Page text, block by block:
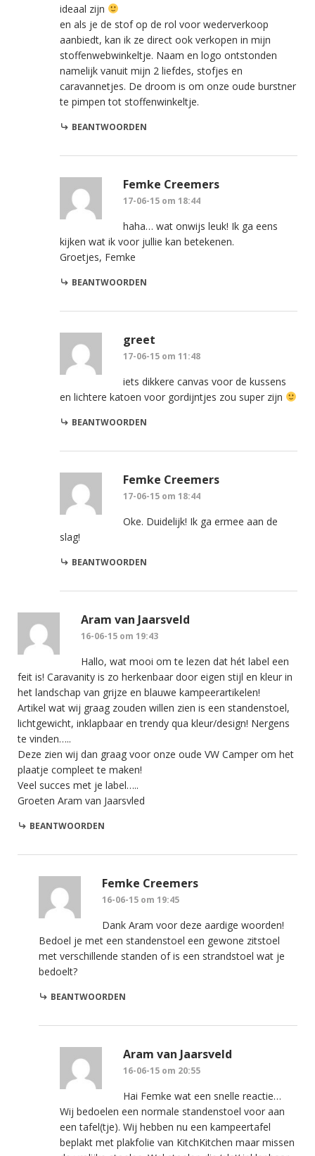
ideaal zijn
en als je de stof op de rol voor wederverkoop
aanbiedt, kan ik ze direct ook verkopen in mijn
stoffenwebwinkeltje. Naam en logo ontstonden
namelijk vanuit mijn 2 liefdes, stofjes en
caravannetjes. De droom is om onze oude burstner
te pimpen tot stoffenwinkeltje.
BEANTWOORDEN
Femke Creemers
17-06-15 om 18:44
haha… wat onwijs leuk! Ik ga eens
kijken wat ik voor jullie kan betekenen.
Groetjes, Femke
BEANTWOORDEN
greet
17-06-15 om 11:48
iets dikkere canvas voor de kussens
en lichtere katoen voor gordijntjes zou super zijn
BEANTWOORDEN
Femke Creemers
17-06-15 om 18:44
Oke. Duidelijk! Ik ga ermee aan de
slag!
BEANTWOORDEN
Aram van Jaarsveld
16-06-15 om 19:43
Hallo, wat mooi om te lezen dat hét label een
feit is! Caravanity is zo herkenbaar door eigen stijl en kleur in
het landschap van grijze en blauwe kampeerartikelen!
Artikel wat wij graag zouden willen zien is een standenstoel,
lichtgewicht, inklapbaar en trendy qua kleur/design! Nergens
te vinden…..
Deze zien wij dan graag voor onze oude VW Camper om het
plaatje compleet te maken!
Veel succes met je label…..
Groeten Aram van Jaarsvled
BEANTWOORDEN
Femke Creemers
16-06-15 om 19:45
Dank Aram voor deze aardige woorden!
Bedoel je met een standenstoel een gewone zitstoel
met verschillende standen of is een strandstoel wat je
bedoelt?
BEANTWOORDEN
Aram van Jaarsveld
16-06-15 om 20:55
Hai Femke wat een snelle reactie…
Wij bedoelen een normale standenstoel voor aan
een tafel(tje). Wij hebben nu een kampeertafel
beplakt met plakfolie van KitchKitchen maar missen